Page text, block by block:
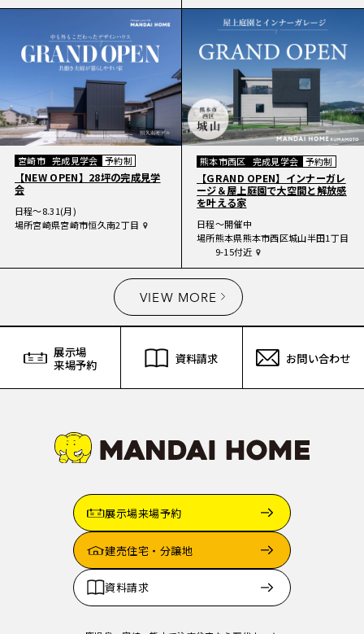
宮崎市 完成見学会 予約制
【NEW OPEN】28坪の完成見学
会
日程〜8.31(月)
場所宮崎県宮崎市恒久南2丁目
熊本市西区 完成見学会 予約制
【GRAND OPEN】インナーガレ
ージ＆屋上庭園で大空間と解放感
を叶える家
日程〜開催中
場所熊本県熊本市西区城山半田1丁目
9-15付近
VIEW MORE
展示場
来場予約
資料請求 お問い合わせ
展示場来場予約
建売住宅・分譲地
資料請求